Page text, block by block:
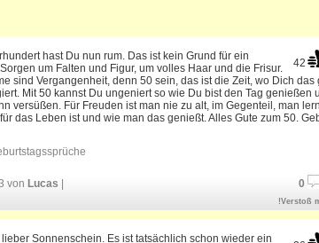
42
hast Du nun rum. Das ist kein Grund für ein
um Falten und Figur, um volles Haar und die Frisur.
sind Vergangenheit, denn 50 sein, das ist die Zeit, wo Dich das
Mit 50 kannst Du ungeniert so wie Du bist den Tag genießen
versüßen. Für Freuden ist man nie zu alt, im Gegenteil, man
das Leben ist und wie man das genießt. Alles Gute zum 50.
von Lucas 0
!Verstoß
Sonnenschein. Es ist tatsächlich schon wieder ein